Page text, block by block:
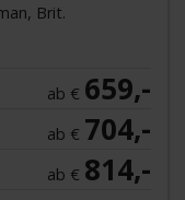
Brit.
ab € 659,-
ab € 704,-
ab € 814,-